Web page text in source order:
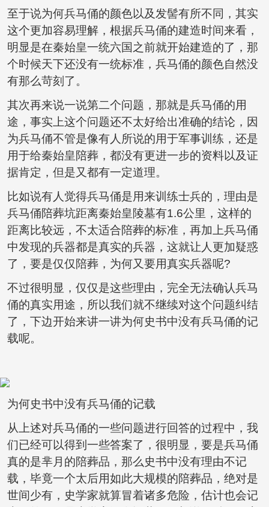
至于说为何兵马俑的颜色以及发髻有所不同，其实
这个更加容易理解，根据兵马俑的建造时间来看，
明显是在秦始皇一统六国之前就开始建造的了，那
个时候天下还没有一统标准，兵马俑的颜色自然没
有那么苛刻了。
其次再来说一说第二个问题，那就是兵马俑的用
途，事实上这个问题还不太好给出准确的结论，因
为兵马俑不管是像有人所说的用于军事训练，还是
用于给秦始皇陪葬，都没有更进一步的资料以及证
据肯定，但是又都有一定道理。
比如说有人觉得兵马俑是用来训练士兵的，理由是
兵马俑陪葬坑距离秦始皇陵墓有1.6公里，这样的
距离比较远，不太适合陪葬的标准，再加上兵马俑
中发现的兵器都是真实的兵器，这就让人更加疑惑
了，要是仅仅陪葬，为何又要用真实兵器呢?
不过很明显，仅仅是这些理由，完全无法确认兵马
俑的真实用途，所以我们就不继续对这个问题纠结
了，下边开始来讲一讲为何史书中没有兵马俑的记
载呢。
为何史书中没有兵马俑的记载
从上述对兵马俑的一些问题进行回答的过程中，我
们已经可以得到一些答案了，很明显，要是兵马俑
真的是芈月的陪葬品，那么史书中没有理由不记
载，毕竟一个太后用如此大规模的陪葬品，绝对是
世间少有，史学家就算冒着诸多危险，估计也会记